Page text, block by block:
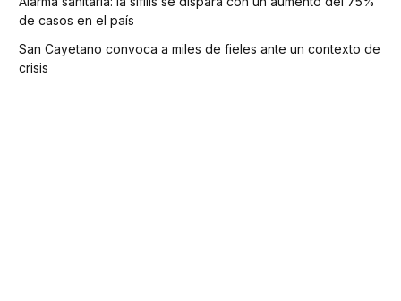
de casos en el país
San Cayetano convoca a miles de fieles ante un contexto de
crisis